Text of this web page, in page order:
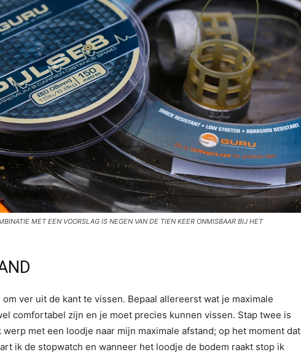
MET EEN VOORSLAG IS NEGEN VAN DE TIEN KEER ONMISBAAR BIJ HET
ver uit de kant te vissen. Bepaal allereerst wat je maximale
comfortabel zijn en je moet precies kunnen vissen. Stap twee is
met een loodje naar mijn maximale afstand; op het moment dat
ik de stopwatch en wanneer het loodje de bodem raakt stop ik